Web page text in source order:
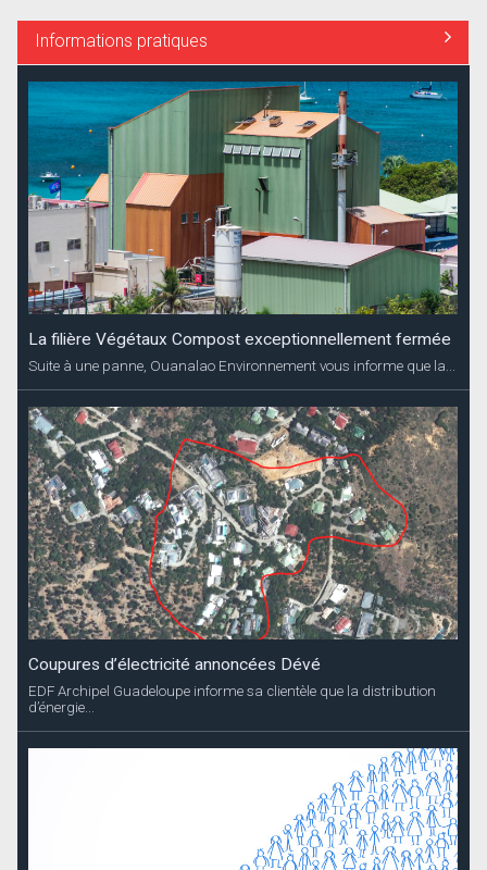
Informations pratiques
La filière Végétaux Compost exceptionnellement fermée
Suite à une panne, Ouanalao Environnement vous informe que la...
Coupures d’électricité annoncées Dévé
EDF Archipel Guadeloupe informe sa clientèle que la distribution
d’énergie...